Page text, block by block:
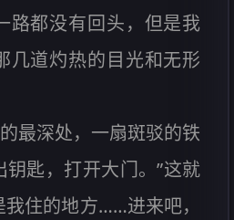
路都没有回头，但是我
几道灼热的目光和无形
最深处，一扇斑驳的铁
匙，打开大门。”这就
住的地方……进来吧，